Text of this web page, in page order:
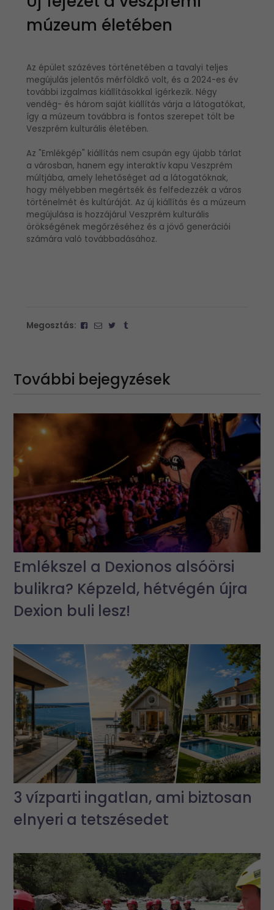
múzeum életében
Az épület százéves történetében a tavalyi teljes
megújulás jelentős mérföldkő volt, és a 2024-es év
további izgalmas kiállításokkal ígérkezik. Négy
vendég- és három saját kiállítás várja a látogatókat,
így a múzeum továbbra is fontos szerepet tölt be
Veszprém kulturális életében.
Az "Emlékgép" kiállítás nem csupán egy újabb tárlat
a városban, hanem egy interaktív kapu Veszprém
múltjába, amely lehetőséget ad a látogatóknak,
hogy mélyebben megértsék és felfedezzék a város
történelmét és kultúráját. Az új kiállítás és a múzeum
megújulása is hozzájárul Veszprém kulturális
örökségének megőrzéséhez és a jövő generációi
számára való továbbadásához.
Megosztás:
További bejegyzések
Emlékszel a Dexionos alsóörsi
bulikra? Képzeld, hétvégén újra
Dexion buli lesz!
3 vízparti ingatlan, ami biztosan
elnyeri a tetszésedet